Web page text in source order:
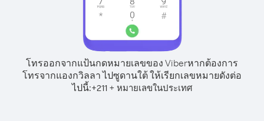
โทรออกจากแป้นกดหมายเลขของ Viberหากต้องการ
โทรจากแองกวิลลา ไปซูดานใต้ ให้เรียกเลขหมายดังต่อ
ไปนี้:+211+ หมายเลขในประเทศ